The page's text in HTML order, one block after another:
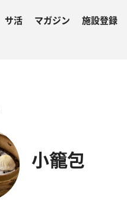
サ活 マガジン 施設登録
小籠包